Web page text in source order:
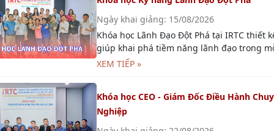
có để trở thành nhà quản lý xuất sắc, góp
phần vào thành công của doanh nghiệp.
XEM TIẾP »
Khóa học Kỹ Năng Lãnh Đạo Theo Tình
Huống
Ngày khai giảng: 15/08/2026
Khóa học Kỹ Năng Lãnh Đạo Theo Tình
cung cấp cho người học khả năng chọn lựa
phong cách lãnh đạo phù hợp từng thời
để đem lại hiệu quả tốt nhất
XEM TIẾP »